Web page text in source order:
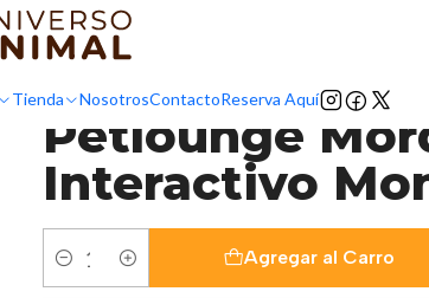
Tienda NosotrosContactoReserva Aquí
|
Petlounge
Interactivo
Cantidad
Agregar al Carro